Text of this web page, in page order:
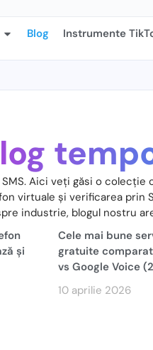
Blog Instrumente
Aici veți găsi o
virtuale și verificarea prin
industrie, blogul nostru
și
Cele mai bune
gratuite
vs Google Voice
10 aprilie 2026